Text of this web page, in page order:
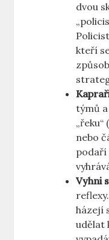
dvou
kteří
týmů
nebo
podaří
Vyhni
házejí
udělat